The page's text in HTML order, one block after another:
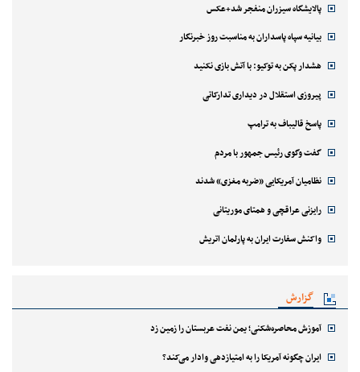
پالایشگاه سیزران منفجر شد+عکس
بیانیه سپاه پاسداران به مناسبت روز خبرنگار
هشدار پکن به توکیو: با آتش بازی نکنید
پیروزی استقلال در دیداری تدارکاتی
پاسخ قالیباف به ترامپ
گفت وگوی رئیس جمهور با مردم
نظامیان آمریکایی «ضربه مغزی» شدند
رایزنی عراقچی و همتای موریتانی
واکنش سفارت ایران به پارلمان اتریش
گزارش
آموزش محاصره‌شکنی؛ یمن نفت عربستان را زمین زد
ایران چگونه آمریکا را به امتیازدهی وادار می‌کند؟